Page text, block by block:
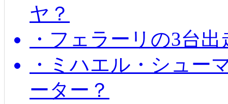
ヤ？
・フェラーリの3台
・ミハエル・シュー
ーター？